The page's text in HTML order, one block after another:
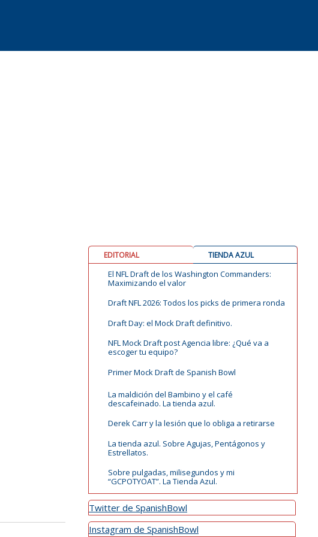
EDITORIAL TIENDA AZUL
El NFL Draft de los Washington Commanders:
Maximizando el valor
Draft NFL 2026: Todos los picks de primera ronda
Draft Day: el Mock Draft definitivo.
NFL Mock Draft post Agencia libre: ¿Qué va a
escoger tu equipo?
Primer Mock Draft de Spanish Bowl
La maldición del Bambino y el café
descafeinado. La tienda azul.
Derek Carr y la lesión que lo obliga a retirarse
La tienda azul. Sobre Agujas, Pentágonos y
Estrellatos.
Sobre pulgadas, milisegundos y mi
“GCPOTYOAT”. La Tienda Azul.
Twitter de SpanishBowl
Instagram de SpanishBowl